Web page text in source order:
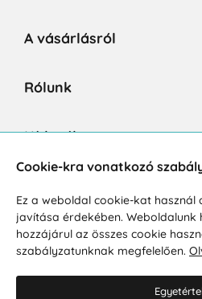
A vásárlásról
Rólunk
Hírlevél
Hozzájárulok a személyes adatok
Személyes adatok védelmére
Cookie-kra vonatkozó
Ez a weboldal cookie-kat használ
javítása érdekében. Weboldalunk
hozzájárul az összes cookie
szabályzatunknak megfelelően.